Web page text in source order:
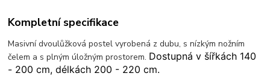
Kompletní specifikace
Masivní dvoulůžková postel vyrobená z dubu, s nízkým nožním
čelem a s plným úložným prostorem. Dostupná v šířkách 140
- 200 cm, délkách 200 - 220 cm.